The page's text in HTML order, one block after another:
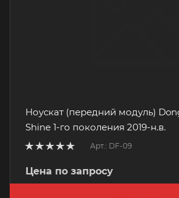
Ноускат (передний модуль)
Shine 1-го поколения 2019-н.в.
Арт.: DF-09
Цена по запросу